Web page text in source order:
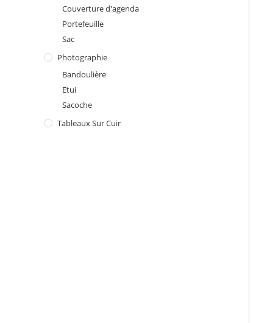
Couverture d'agenda
Portefeuille
Sac
Photographie
Bandoulière
Etui
Sacoche
Tableaux Sur Cuir